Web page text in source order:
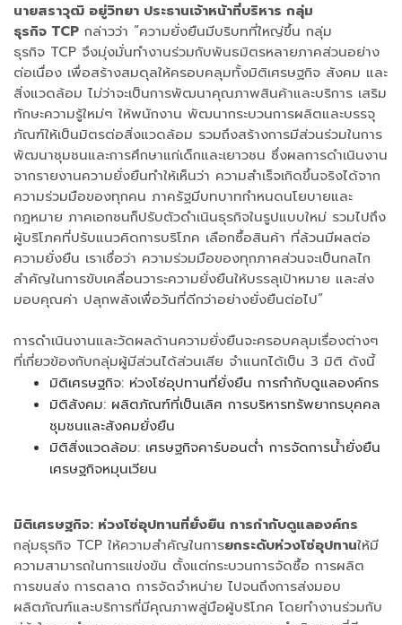
นายสราวุฒิ อยู่วิทยา ประธานเจ้าหน้าที่บริหาร กลุ่ม
ธุรกิจ TCP กล่าวว่า “ความยั่งยืนมีบริบทที่ใหญ่ขึ้น กลุ่ม
ธุรกิจ TCP จึงมุ่งมั่นทำงานร่วมกับพันธมิตรหลายภาคส่วนอย่าง
ต่อเนื่อง เพื่อสร้างสมดุลให้ครอบคลุมทั้งมิติเศรษฐกิจ สังคม และ
สิ่งแวดล้อม ไม่ว่าจะเป็นการพัฒนาคุณภาพสินค้าและบริการ เสริม
ทักษะความรู้ใหม่ๆ ให้พนักงาน พัฒนากระบวนการผลิตและบรรจุ
ภัณฑ์ให้เป็นมิตรต่อสิ่งแวดล้อม รวมถึงสร้างการมีส่วนร่วมในการ
พัฒนาชุมชนและการศึกษาแก่เด็กและเยาวชน ซึ่งผลการดำเนินงาน
จากรายงานความยั่งยืนทำให้เห็นว่า ความสำเร็จเกิดขึ้นจริงได้จาก
ความร่วมมือของทุกคน ภาครัฐมีบทบาทกำหนดนโยบายและ
กฎหมาย ภาคเอกชนก็ปรับตัวดำเนินธุรกิจในรูปแบบใหม่ รวมไปถึง
ผู้บริโภคที่ปรับแนวคิดการบริโภค เลือกซื้อสินค้า ที่ล้วนมีผลต่อ
ความยั่งยืน เราเชื่อว่า ความร่วมมือของทุกภาคส่วนจะเป็นกลไก
สำคัญในการขับเคลื่อนวาระความยั่งยืนให้บรรลุเป้าหมาย และส่ง
มอบคุณค่า ปลุกพลังเพื่อวันที่ดีกว่าอย่างยั่งยืนต่อไป”
การดำเนินงานและวัดผลด้านความยั่งยืนจะครอบคลุมเรื่องต่างๆ
ที่เกี่ยวข้องกับกลุ่มผู้มีส่วนได้ส่วนเสีย จำแนกได้เป็น 3 มิติ ดังนี้
มิติเศรษฐกิจ: ห่วงโซ่อุปทานที่ยั่งยืน การกำกับดูแลองค์กร
มิติสังคม: ผลิตภัณฑ์ที่เป็นเลิศ การบริหารทรัพยากรบุคคล
ชุมชนและสังคมยั่งยืน
มิติสิ่งแวดล้อม: เศรษฐกิจคาร์บอนต่ำ การจัดการน้ำยั่งยืน
เศรษฐกิจหมุนเวียน
มิติเศรษฐกิจ: ห่วงโซ่อุปทานที่ยั่งยืน การกำกับดูแลองค์กร
กลุ่มธุรกิจ TCP ให้ความสำคัญในการยกระดับห่วงโซ่อุปทานให้มี
ความสามารถในการแข่งขัน ตั้งแต่กระบวนการจัดซื้อ การผลิต
การขนส่ง การตลาด การจัดจำหน่าย ไปจนถึงการส่งมอบ
ผลิตภัณฑ์และบริการที่มีคุณภาพสู่มือผู้บริโภค โดยทำงานร่วมกับ